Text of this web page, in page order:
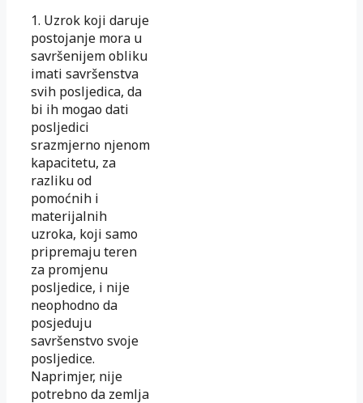
1. Uzrok koji daruje
postojanje mora u
savršenijem obliku
imati savršenstva
svih posljedica, da
bi ih mogao dati
posljedici
srazmjerno njenom
kapacitetu, za
razliku od
pomoćnih i
materijalnih
uzroka, koji samo
pripremaju teren
za promjenu
posljedice, i nije
neophodno da
posjeduju
savršenstvo svoje
posljedice.
Naprimjer, nije
potrebno da zemlja